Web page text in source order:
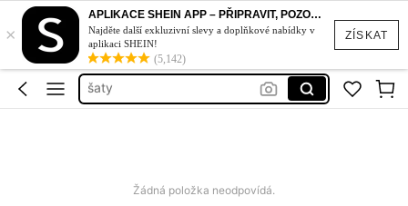
ZÍSKAT
×
APLIKACE SHEIN APP – PŘIPRAVIT, POZOR, STYL!
Najděte další exkluzivní slevy a doplňkové nabídky v
aplikaci SHEIN!
(5,142)
bikiny set
plavky
šaty
plavky damske
Žádná položka neodpovídá.